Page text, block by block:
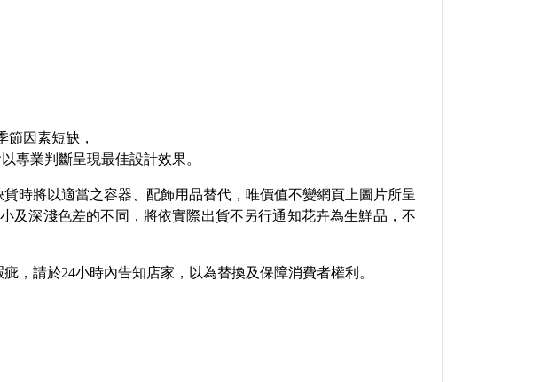
節因素短缺，
專業判斷呈現最佳設計效果。
時將以適當之容器、配飾用品替代，唯價值不變網頁上圖片所呈
及深淺色差的不同，將依實際出貨不另行通知花卉為生鮮品，不
，請於24小時內告知店家，以為替換及保障消費者權利。